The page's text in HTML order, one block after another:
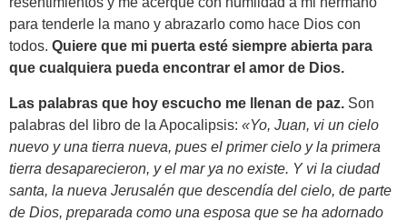
para tenderle la mano y abrazarlo como hace Dios con
todos. Quiere que mi puerta esté siempre abierta para
que cualquiera pueda encontrar el amor de Dios.
Las palabras que hoy escucho me llenan de paz. Son
palabras del libro de la Apocalipsis: «Yo, Juan, vi un cielo
nuevo y una tierra nueva, pues el primer cielo y la primera
tierra desaparecieron, y el mar ya no existe. Y vi la ciudad
santa, la nueva Jerusalén que descendía del cielo, de parte
de Dios, preparada como una esposa que se ha adornado